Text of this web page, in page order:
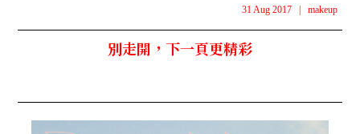
31 Aug 2017 makeup
別走開，下一頁更精彩